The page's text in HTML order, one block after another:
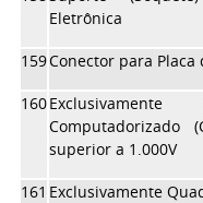
Eletrônica
159Conector para
160Exclusivamente
Computadorizado
superior a 1.000V
161 Exclusivamente